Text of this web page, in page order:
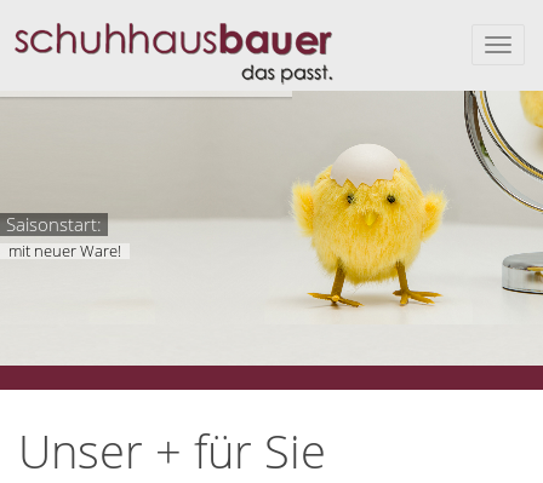
Saisonstart:
mit neuer Ware!
Unser + für Sie